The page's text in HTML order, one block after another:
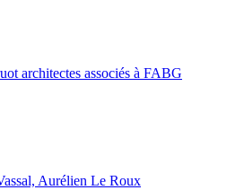
architectes associés à FABG
Aurélien Le Roux